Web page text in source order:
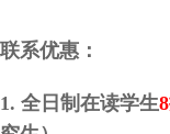
联系优惠：
1. 全日制在读学生